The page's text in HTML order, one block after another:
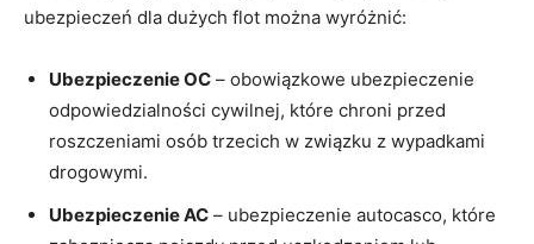
ubezpieczeń dla dużych flot można wyróżnić:
Ubezpieczenie OC – obowiązkowe ubezpieczenie
odpowiedzialności cywilnej, które chroni przed
roszczeniami osób trzecich w związku z wypadkami
drogowymi.
Ubezpieczenie AC – ubezpieczenie autocasco, które